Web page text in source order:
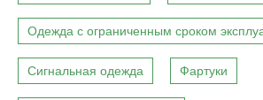
Одежда с ограниченным сроком
Сигнальная одежда Фартуки